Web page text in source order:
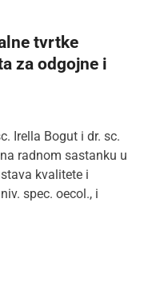
tvrtke
za odgojne i
Irella Bogut i dr. sc.
radnom sastanku u
kvalitete i
spec. oecol., i